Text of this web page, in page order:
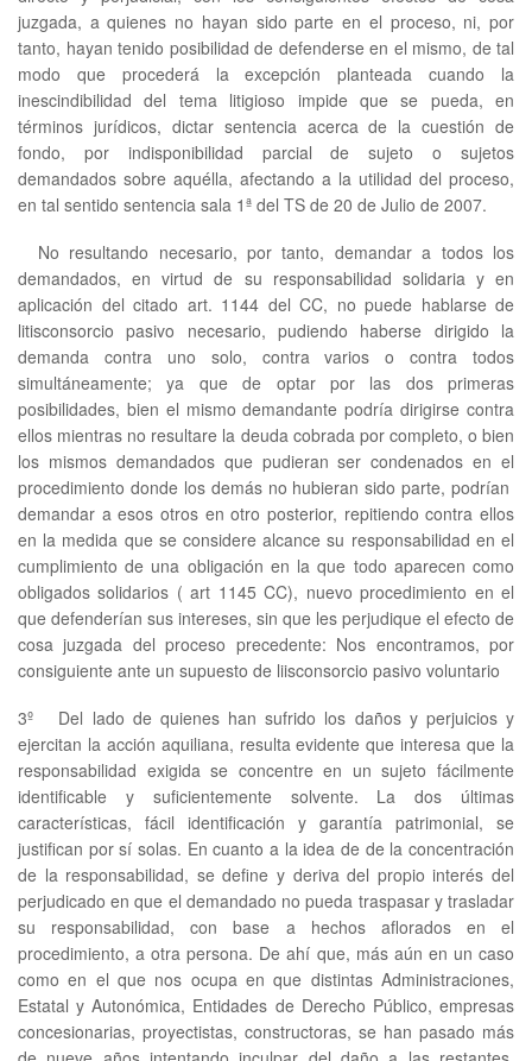
juzgada, a quienes no hayan sido parte en el proceso, ni, por
tanto, hayan tenido posibilidad de defenderse en el mismo, de tal
modo que procederá la excepción planteada cuando la
inescindibilidad del tema litigioso impide que se pueda, en
términos jurídicos, dictar sentencia acerca de la cuestión de
fondo, por indisponibilidad parcial de sujeto o sujetos
demandados sobre aquélla, afectando a la utilidad del proceso,
en tal sentido sentencia sala 1ª del TS de 20 de Julio de 2007.
No resultando necesario, por tanto, demandar a todos los
demandados, en virtud de su responsabilidad solidaria y en
aplicación del citado art. 1144 del CC, no puede hablarse de
litisconsorcio pasivo necesario, pudiendo haberse dirigido la
demanda contra uno solo, contra varios o contra todos
simultáneamente; ya que de optar por las dos primeras
posibilidades, bien el mismo demandante podría dirigirse contra
ellos mientras no resultare la deuda cobrada por completo, o bien
los mismos demandados que pudieran ser condenados en el
procedimiento donde los demás no hubieran sido parte, podrían
demandar a esos otros en otro posterior, repitiendo contra ellos
en la medida que se considere alcance su responsabilidad en el
cumplimiento de una obligación en la que todo aparecen como
obligados solidarios ( art 1145 CC), nuevo procedimiento en el
que defenderían sus intereses, sin que les perjudique el efecto de
cosa juzgada del proceso precedente: Nos encontramos, por
consiguiente ante un supuesto de liisconsorcio pasivo voluntario
3º Del lado de quienes han sufrido los daños y perjuicios y
ejercitan la acción aquiliana, resulta evidente que interesa que la
responsabilidad exigida se concentre en un sujeto fácilmente
identificable y suficientemente solvente. La dos últimas
características, fácil identificación y garantía patrimonial, se
justifican por sí solas. En cuanto a la idea de de la concentración
de la responsabilidad, se define y deriva del propio interés del
perjudicado en que el demandado no pueda traspasar y trasladar
su responsabilidad, con base a hechos aflorados en el
procedimiento, a otra persona. De ahí que, más aún en un caso
como en el que nos ocupa en que distintas Administraciones,
Estatal y Autonómica, Entidades de Derecho Público, empresas
concesionarias, proyectistas, constructoras, se han pasado más